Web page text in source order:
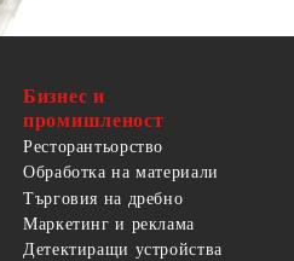
Бизнес и
промишленост
Ресторантьорство
Обработка на материали
Търговия на дребно
Маркетинг и реклама
Детектиращи устройства